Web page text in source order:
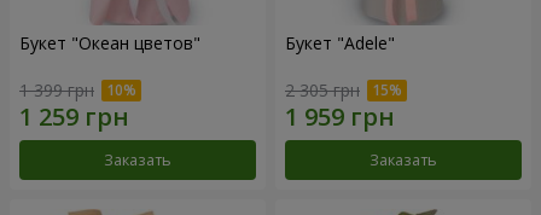
Букет "Океан цветов"
1 399 грн
Заказать
Букет "Adele"
2 305 грн
Заказать